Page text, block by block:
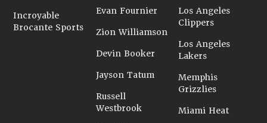
Incroyable
Brocante Sports
Evan Fournier
Zion Williamson
Devin Booker
Jayson Tatum
Russell
Westbrook
Los Angeles
Clippers
Los Angeles
Lakers
Memphis
Grizzlies
Miami Heat